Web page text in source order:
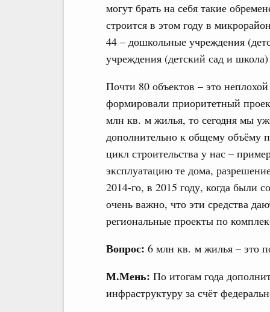
могут брать на себя такие
строится в этом году в
44 – дошкольные учреждения
учреждения (детский сад и
Почти 80 объектов – это
формировали приоритетный
млн кв. м жилья, то сегодня мы
дополнительно к общему объёму
цикл строительства у нас –
эксплуатацию те дома,
2014-го, в 2015 году, когда были
очень важно, что эти средства
региональные проекты по
Вопрос: 6 млн кв. м жилья – это
М.Мень: По итогам года
инфраструктуру за счёт